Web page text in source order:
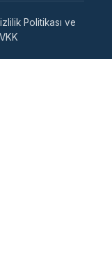
Politikası ve